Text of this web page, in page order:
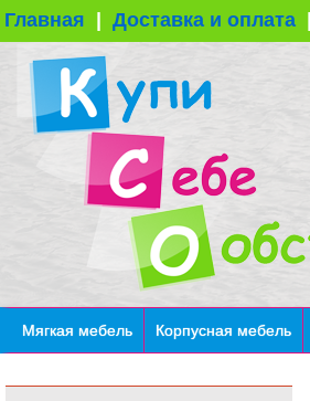
Главная Доставка и оплата
Мягкая мебель Корпусная мебель